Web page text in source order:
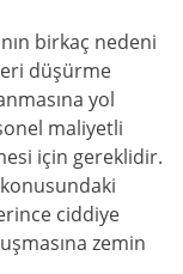
birkaç nedeni
düşürme
yol
maliyetli
için gereklidir.
ciddiye
zemin